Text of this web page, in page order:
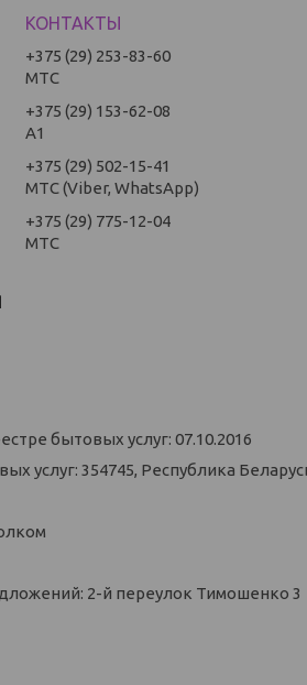
+375 (29) 253-83-60
МТС
+375 (29) 153-62-08
А1
+375 (29) 502-15-41
МТС (Viber, WhatsApp)
+375 (29) 775-12-04
МТС
бытовых услуг: 07.10.2016
услуг: 354745, Республика
2-й переулок Тимошенко 3